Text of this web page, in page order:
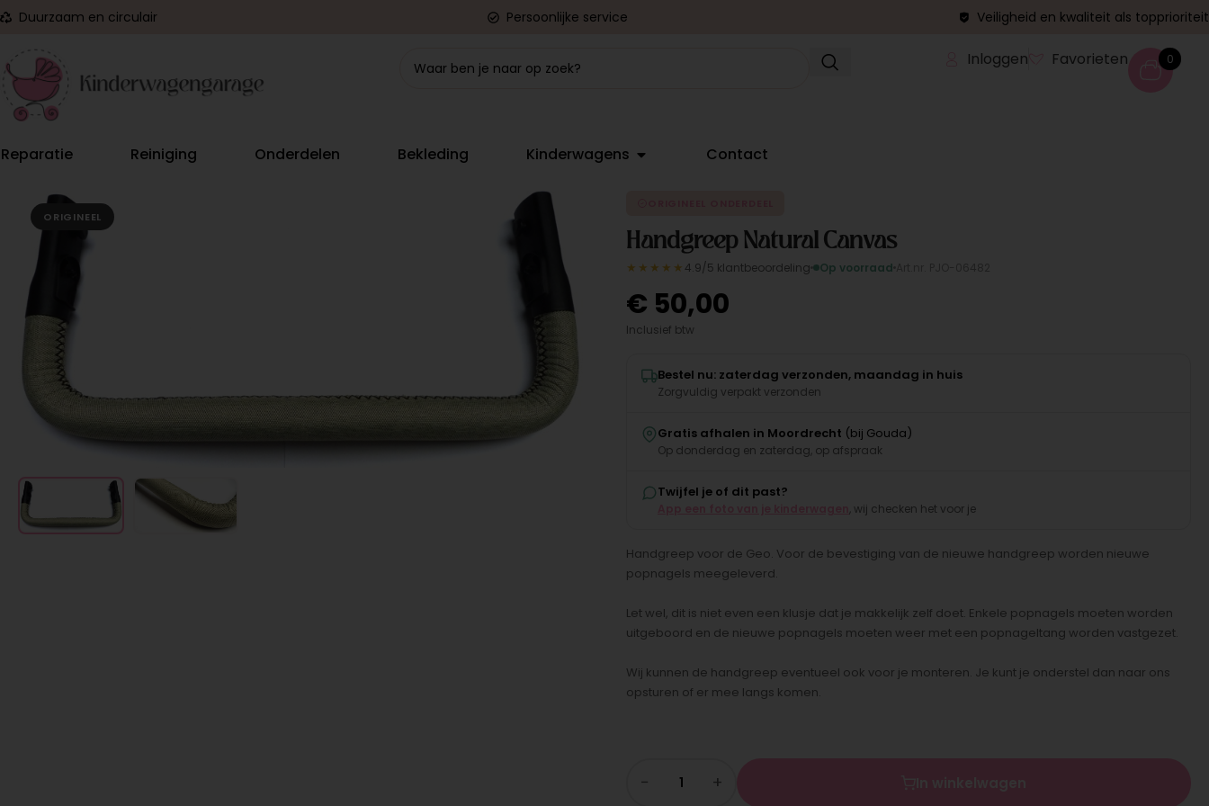
Duurzaam en circulair Persoonlijke service Veiligheid en kwaliteit als topprioriteit
Inloggen Favorieten 0
Reparatie Reiniging Onderdelen Bekleding Kinderwagens Contact
ORIGINEEL
Handgreep Natural Canvas
★★★★★ 4.9/5 klantbeoordeling Op voorraad
€ 50,00
Inclusief btw
Bestel nu: zaterdag verzonden, maandag in huis
Zorgvuldig verpakt verzonden
Gratis afhalen in Moordrecht (bij Gouda)
Op donderdag en zaterdag, op afspraak
Twijfel je of dit past?
, wij checken het voor je
Handgreep voor de Geo. Voor de bevestiging van de nieuwe handgreep worden nieuwe
popnagels meegeleverd.
Let wel, dit is niet even een klusje dat je makkelijk zelf doet. Enkele popnagels moeten worden
uitgeboord en de nieuwe popnagels moeten weer met een popnageltang worden vastgezet.
Wij kunnen de handgreep eventueel ook voor je monteren. Je kunt je onderstel dan naar ons
opsturen of er mee langs komen.
− +